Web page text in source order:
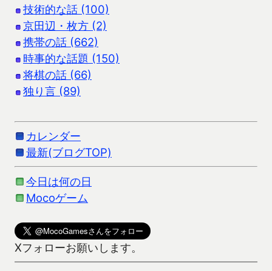
技術的な話 (100)
京田辺・枚方 (2)
携帯の話 (662)
時事的な話題 (150)
将棋の話 (66)
独り言 (89)
カレンダー
最新(ブログTOP)
今日は何の日
Mocoゲーム
Xフォローお願いします。